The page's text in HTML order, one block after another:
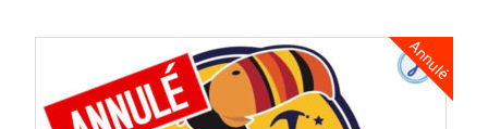
Annulé